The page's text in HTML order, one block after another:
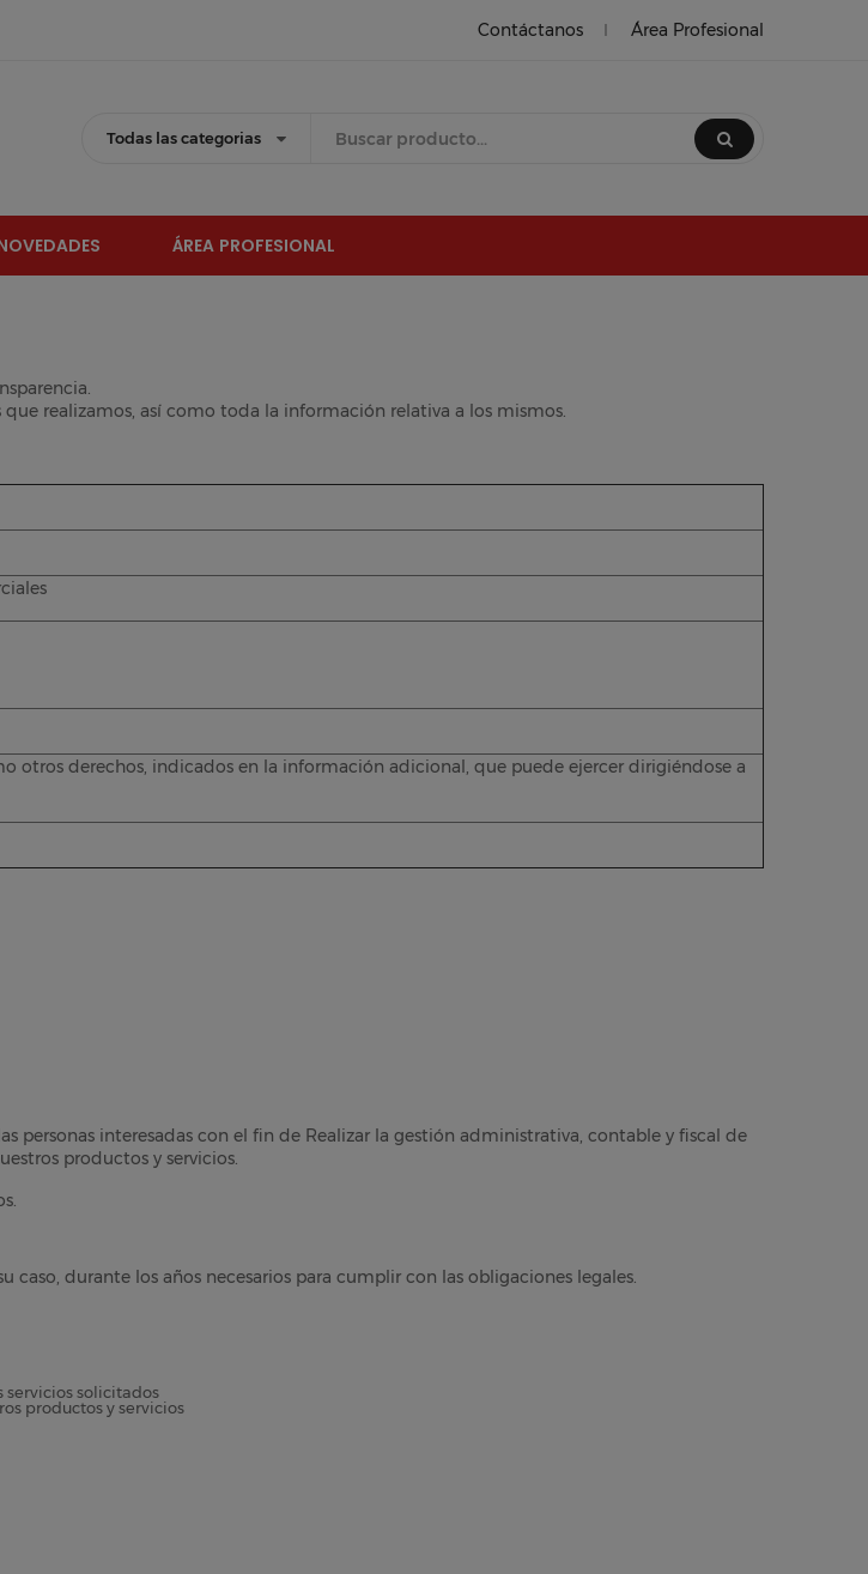
Contáctanos Área Profesional
Todas las categorias
ÁREA PROFESIONAL
realizamos, así como toda la información relativa a los mismos.
otros derechos, indicados en la información adicional, que puede ejercer dirigiéndose a
personas interesadas con el fin de Realizar la gestión administrativa, contable y fiscal de
productos y servicios.
caso, durante los años necesarios para cumplir con las obligaciones legales.
solicitados
productos y servicios